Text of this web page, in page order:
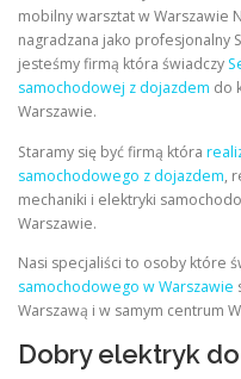
mobilny warsztat w Warszawie
nagradzana jako profesjonalny
jesteśmy firmą która świadczy
samochodowej z dojazdem do
Warszawie.
Staramy się być firmą która
samochodowego z dojazdem,
mechaniki i elektryki
Warszawie.
Nasi specjaliści to osoby które
samochodowego w Warszawie
Warszawą i w samym centrum
Dobry elektryk